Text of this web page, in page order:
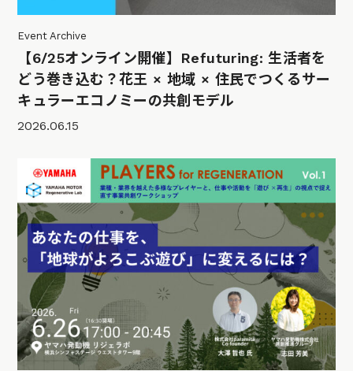
Event Archive
【6/25オンライン開催】Refuturing: 生活者を
どう巻き込む？花王 × 地域 × 住民でつくるサー
キュラーエコノミーの共創モデル
2026.06.15